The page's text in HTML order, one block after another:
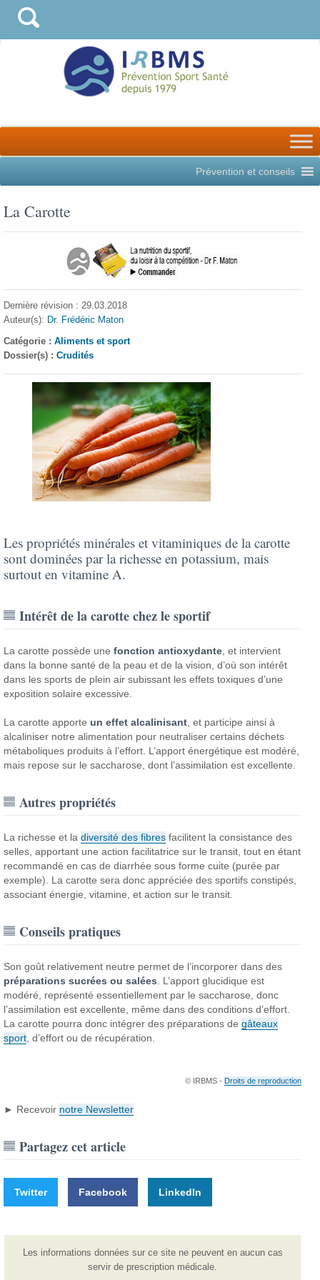
Prévention et conseils
La Carotte
Dernière révision : 29.03.2018
Auteur(s): Dr. Frédéric Maton
Catégorie :Aliments et sport
Dossier(s) :Crudités
Les propriétés minérales et vitaminiques de la carotte
sont dominées par la richesse en potassium, mais
surtout en vitamine A.
Intérêt de la carotte chez le sportif
La carotte possède unefonction antioxydante , et intervient
dans la bonne santé de la peau et de la vision, d’où son intérêt
dans les sports de plein air subissant les effets toxiques d’une
exposition solaire excessive.
La carotte apporte un effet alcalinisant , et participe ainsi à
alcaliniser notre alimentation pour neutraliser certains déchets
métaboliques produits à l’effort. L’apport énergétique est modéré,
mais repose sur le saccharose, dont l’assimilation est excellente.
Autres propriétés
La richesse et ladiversité des fibres facilitent la consistance des
selles, apportant une action facilitatrice sur le transit, tout en étant
recommandé en cas de diarrhée sous forme cuite (purée par
exemple). La carotte sera donc appréciée des sportifs constipés,
associant énergie, vitamine, et action sur le transit.
Conseils pratiques
Son goût relativement neutre permet de l’incorporer dans des
préparations sucrées ou salées . L’apport glucidique est
modéré, représenté essentiellement par le saccharose, donc
l’assimilation est excellente, même dans des conditions d’effort.
La carotte pourra donc intégrer des préparations degâteaux
sport , d’effort ou de récupération.
© IRBMS - Droits de reproduction
► Recevoir notre Newsletter
Partagez cet article
Twitter Facebook LinkedIn
Les informations données sur ce site ne peuvent en aucun cas
servir de prescription médicale.